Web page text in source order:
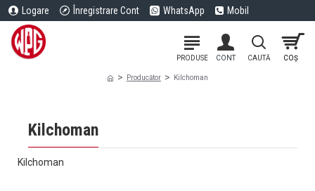
Logare Înregistrare Cont WhatsApp Mobil
Producător Kilchoman
Kilchoman
Kilchoman